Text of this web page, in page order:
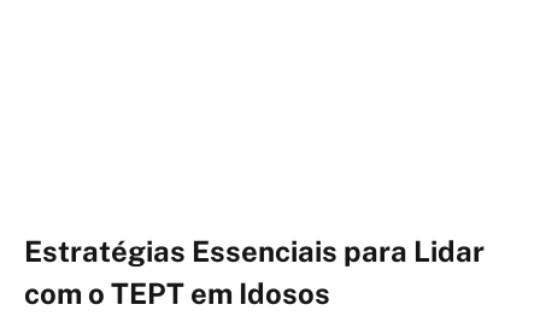
Estratégias Essenciais para Lidar
com o TEPT em Idosos